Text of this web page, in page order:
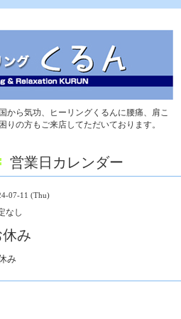
から気功、ヒーリングくるんに腰痛、肩こ
りの方もご来店してただいております。
営業日カレンダー
07-11 (Thu)
なし
休み
み